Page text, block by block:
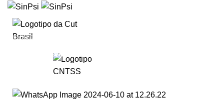
Start typing to see posts you are looking for.